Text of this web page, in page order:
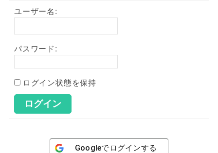
ユーザー名:
パスワード:
ログイン状態を保持
ログイン
Googleでログインする